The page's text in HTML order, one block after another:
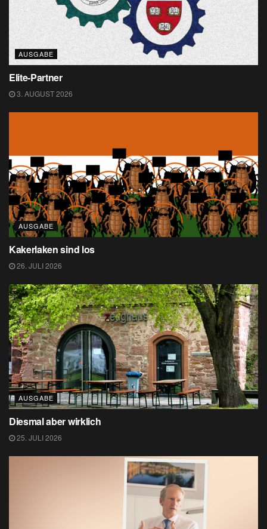
AUSGABE
Elite-Partner
3. AUGUST 2026
AUSGABE
Kakerlaken sind los
26. JULI 2026
AUSGABE
Diesmal aber wirklich
25. JULI 2026